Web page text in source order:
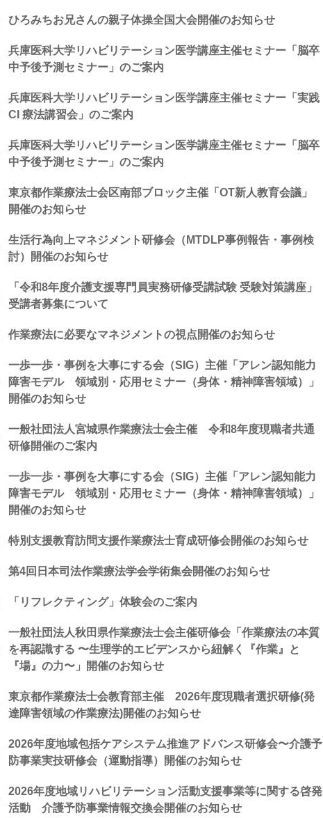
ひろみちお兄さんの親子体操全国大会開催のお知らせ
兵庫医科大学リハビリテーション医学講座主催セミナー「脳卒
中予後予測セミナー」のご案内
兵庫医科大学リハビリテーション医学講座主催セミナー「実践
CI 療法講習会」のご案内
兵庫医科大学リハビリテーション医学講座主催セミナー「脳卒
中予後予測セミナー」のご案内
東京都作業療法士会区南部ブロック主催「OT新人教育会議」
開催のお知らせ
生活行為向上マネジメント研修会（MTDLP事例報告・事例検
討）開催のお知らせ
「令和8年度介護支援専門員実務研修受講試験 受験対策講座」
受講者募集について
作業療法に必要なマネジメントの視点開催のお知らせ
一歩一歩・事例を大事にする会（SIG）主催「アレン認知能力
障害モデル 領域別・応用セミナー（身体・精神障害領域）」
開催のお知らせ
一般社団法人宮城県作業療法士会主催 令和8年度現職者共通
研修開催のご案内
一歩一歩・事例を大事にする会（SIG）主催「アレン認知能力
障害モデル 領域別・応用セミナー（身体・精神障害領域）」
開催のお知らせ
特別支援教育訪問支援作業療法士育成研修会開催のお知らせ
第4回日本司法作業療法学会学術集会開催のお知らせ
「リフレクティング」体験会のご案内
一般社団法人秋田県作業療法士会主催研修会「作業療法の本質
を再認識する 〜生理学的エビデンスから紐解く『作業』と
『場』の力〜」開催のお知らせ
東京都作業療法士会教育部主催 2026年度現職者選択研修(発
達障害領域の作業療法)開催のお知らせ
2026年度地域包括ケアシステム推進アドバンス研修会〜介護予
防事業実技研修会（運動指導）開催のお知らせ
2026年度地域リハビリテーション活動支援事業等に関する啓発
活動 介護予防事業情報交換会開催のお知らせ